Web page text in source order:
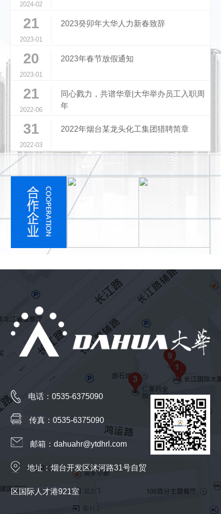
2024-02
21
2023-01
2023癸卯年大华人力新春致辞
20
2023-01
2023年春节放假通知
21
2022-06
同心戮力，共谱华章|大华举办员工入职周
年
31
2022-03
2022年烟台某龙头化工集团猎聘简章
电话：0535-6375090
传真：0535-6375090
邮箱：dahuahr@ytdhrl.com
地址：烟台开发区沭河路31号自贸
区国际人才港921室